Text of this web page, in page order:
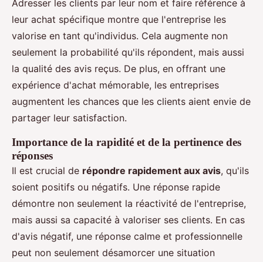
Adresser les clients par leur nom et faire référence à
leur achat spécifique montre que l'entreprise les
valorise en tant qu'individus. Cela augmente non
seulement la probabilité qu'ils répondent, mais aussi
la qualité des avis reçus. De plus, en offrant une
expérience d'achat mémorable, les entreprises
augmentent les chances que les clients aient envie de
partager leur satisfaction.
Importance de la rapidité et de la pertinence des
réponses
Il est crucial de répondre rapidement aux avis, qu'ils
soient positifs ou négatifs. Une réponse rapide
démontre non seulement la réactivité de l'entreprise,
mais aussi sa capacité à valoriser ses clients. En cas
d'avis négatif, une réponse calme et professionnelle
peut non seulement désamorcer une situation